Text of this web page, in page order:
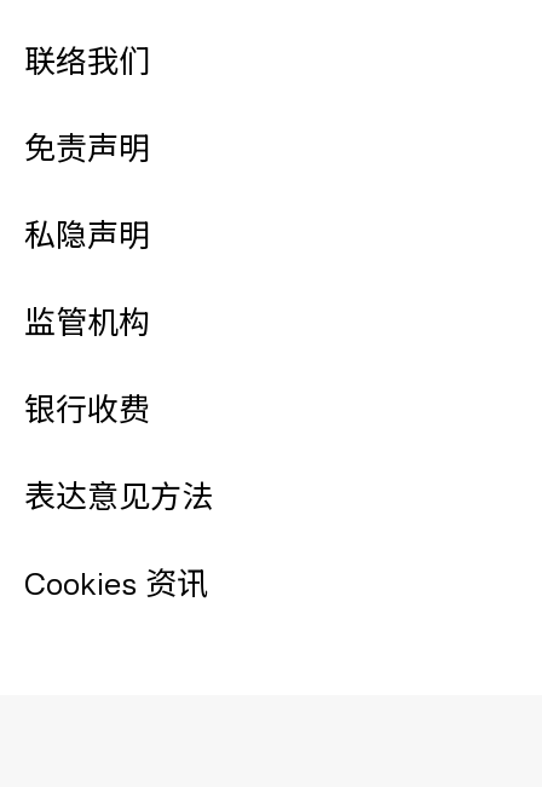
联络我们
免责声明
私隐声明
监管机构
银行收费
表达意见方法
Cookies 资讯